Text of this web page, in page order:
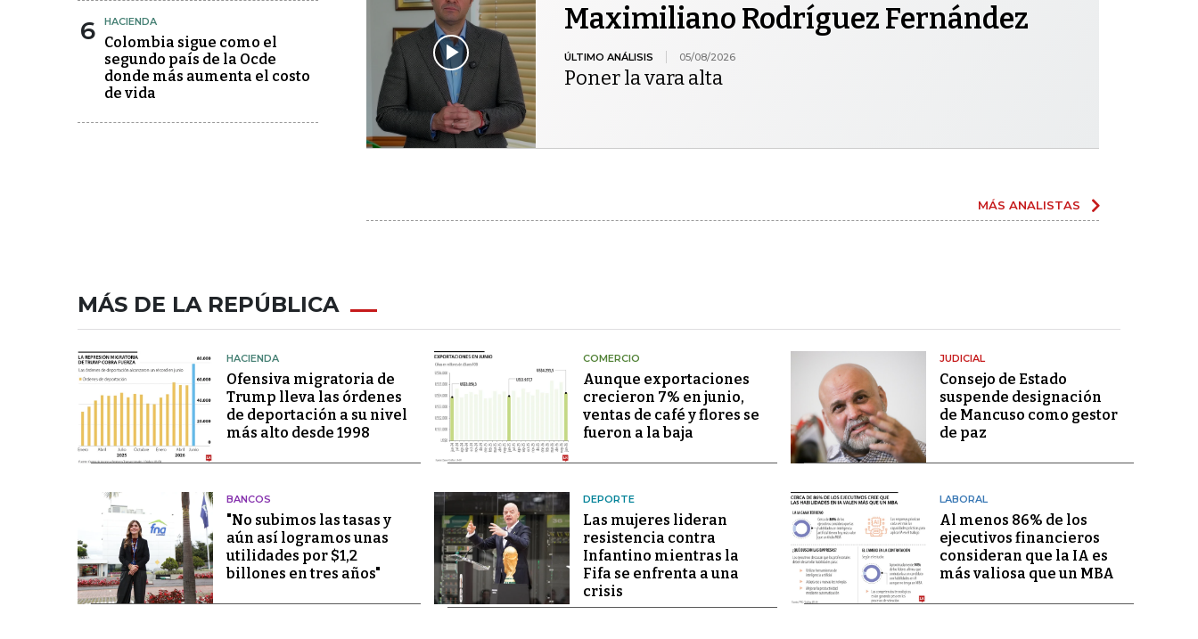
6 HACIENDA
Colombia sigue como el
segundo país de la Ocde
donde más aumenta el costo
de vida
Maximiliano Rodríguez Fernández
ÚLTIMO ANÁLISIS 05/08/2026
Poner la vara alta
MÁS ANALISTAS
MÁS DE LA REPÚBLICA
HACIENDA
Ofensiva migratoria de
Trump lleva las órdenes
de deportación a su nivel
más alto desde 1998
COMERCIO
Aunque exportaciones
crecieron 7% en junio,
ventas de café y flores se
fueron a la baja
JUDICIAL
Consejo de Estado
suspende designación
de Mancuso como gestor
de paz
BANCOS
"No subimos las tasas y
aún así logramos unas
utilidades por $1,2
billones en tres años"
DEPORTE
Las mujeres lideran
resistencia contra
Infantino mientras la
Fifa se enfrenta a una
crisis
LABORAL
Al menos 86% de los
ejecutivos financieros
consideran que la IA es
más valiosa que un MBA